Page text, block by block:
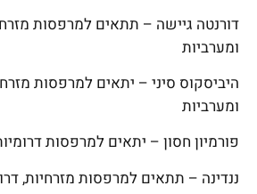
דורנטה גיישה – תתאים למרפסות
ומערביות
היביסקוס סיני – יתאים למרפסות
ומערביות
פורמיון חסון – יתאים למרפסות
ננדינה – תתאים למרפסות מזרחיות,